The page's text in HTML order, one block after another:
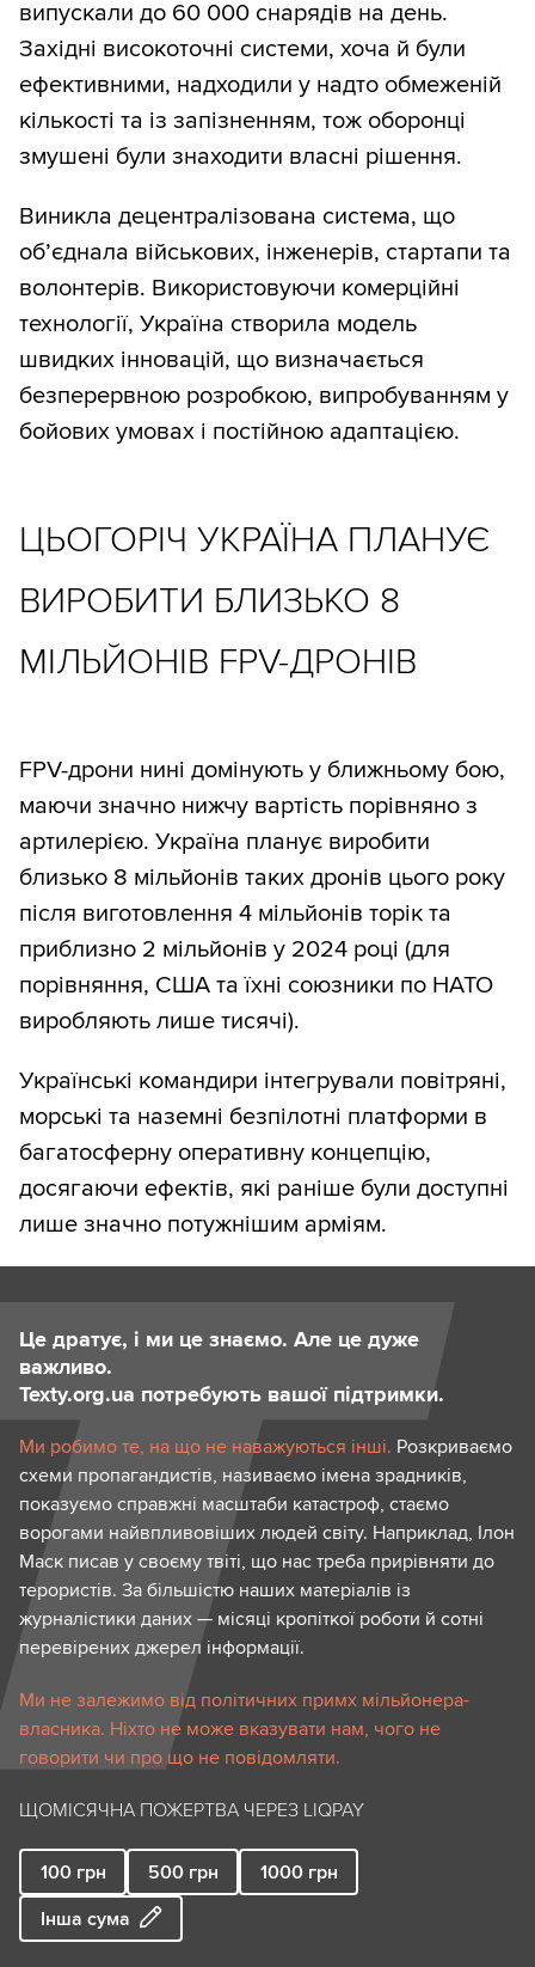
випускали до 60 000 снарядів на день.
Західні високоточні системи, хоча й були
ефективними, надходили у надто обмеженій
кількості та із запізненням, тож оборонці
змушені були знаходити власні рішення.
Виникла децентралізована система, що
об’єднала військових, інженерів, стартапи та
волонтерів. Використовуючи комерційні
технології, Україна створила модель
швидких інновацій, що визначається
безперервною розробкою, випробуванням у
бойових умовах і постійною адаптацією.
ЦЬОГОРІЧ УКРАЇНА ПЛАНУЄ
ВИРОБИТИ БЛИЗЬКО 8
МІЛЬЙОНІВ FPV-ДРОНІВ
FPV-дрони нині домінують у ближньому бою,
маючи значно нижчу вартість порівняно з
артилерією. Україна планує виробити
близько 8 мільйонів таких дронів цього року
після виготовлення 4 мільйонів торік та
приблизно 2 мільйонів у 2024 році (для
порівняння, США та їхні союзники по НАТО
виробляють лише тисячі).
Українські командири інтегрували повітряні,
морські та наземні безпілотні платформи в
багатосферну оперативну концепцію,
досягаючи ефектів, які раніше були доступні
лише значно потужнішим арміям.
Це дратує, і ми це знаємо. Але це дуже
важливо.
Texty.org.ua потребують вашої підтримки.
Ми робимо те, на що не наважуються інші. Розкриваємо
схеми пропагандистів, називаємо імена зрадників,
показуємо справжні масштаби катастроф, стаємо
ворогами найвпливовіших людей світу. Наприклад, Ілон
Маск писав у своєму твіті, що нас треба прирівняти до
терористів. За більшістю наших матеріалів із
журналістики даних — місяці кропіткої роботи й сотні
перевірених джерел інформації.
Ми не залежимо від політичних примх мільйонера-
власника. Ніхто не може вказувати нам, чого не
говорити чи про що не повідомляти.
ЩОМІСЯЧНА ПОЖЕРТВА ЧЕРЕЗ LIQPAY
100 грн 500 грн 1000 грн
Інша сума